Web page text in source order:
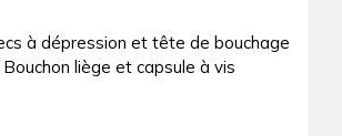
à dépression et tête de bouchage
liège et capsule à vis